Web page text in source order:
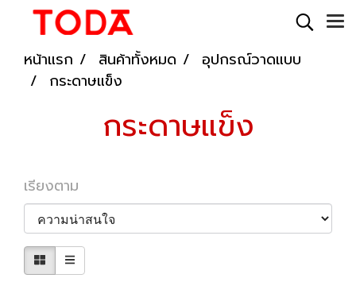
หน้าแรก สินค้าทั้งหมด
อุปกรณ์วาดแบบ
กระดาษแข็ง
กระดาษแข็ง
เรียงตาม